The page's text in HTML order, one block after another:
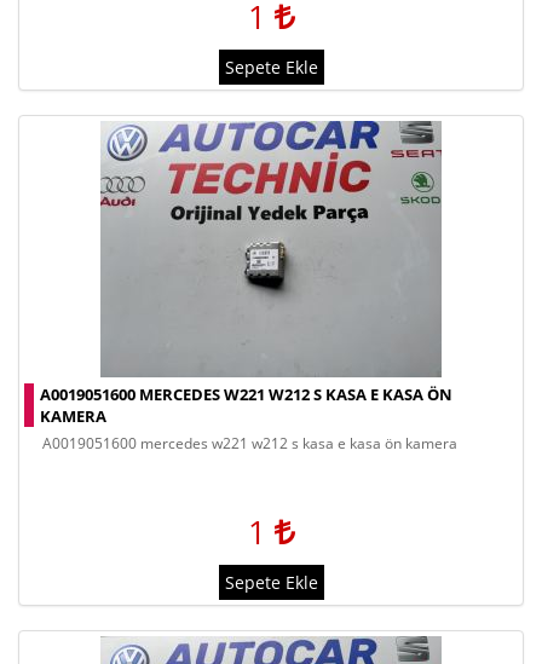
1
Sepete Ekle
A0019051600 MERCEDES W221 W212 S KASA E KASA ÖN
KAMERA
a0019051600 mercedes w221 w212 s kasa e kasa ön kamera
1
Sepete Ekle